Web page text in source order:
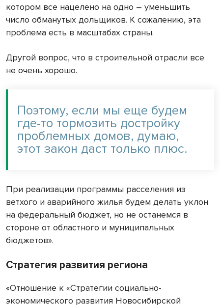
котором все нацелено на одно – уменьшить
число обманутых дольщиков. К сожалению, эта
проблема есть в масштабах страны.
Другой вопрос, что в строительной отрасли все
не очень хорошо.
Поэтому, если мы еще будем
где-то тормозить достройку
проблемных домов, думаю,
этот закон даст только плюс.
При реализации программы расселения из
ветхого и аварийного жилья будем делать уклон
на федеральный бюджет, но не останемся в
стороне от областного и муниципальных
бюджетов».
Стратегия развития региона
«Отношение к «Стратегии социально-
экономического развития Новосибирской